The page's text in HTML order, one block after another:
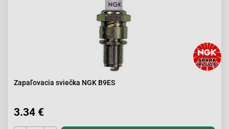
Zapaľovacia sviečka NGK B9ES
3.34 €